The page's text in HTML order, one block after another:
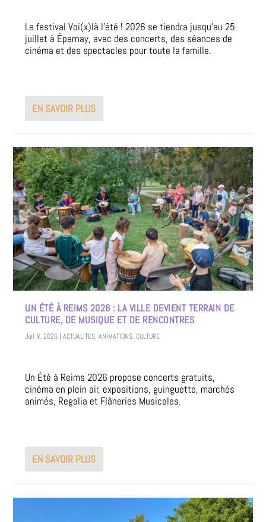
Le festival Voi(x)là l’été ! 2026 se tiendra jusqu’au 25
juillet à Épernay, avec des concerts, des séances de
cinéma et des spectacles pour toute la famille.
EN SAVOIR PLUS
UN ÉTÉ À REIMS 2026 : LA VILLE DEVIENT TERRAIN DE
CULTURE, DE MUSIQUE ET DE RENCONTRES
Juil 9, 2026 |ACTUALITES,ANIMATIONS, CULTURE
Un Été à Reims 2026 propose concerts gratuits,
cinéma en plein air, expositions, guinguette, marchés
animés, Regalia et Flâneries Musicales.
EN SAVOIR PLUS